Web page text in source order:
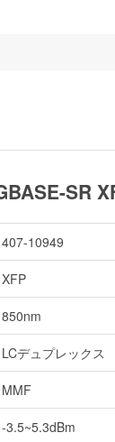
SR
407-10949
XFP
850nm
LCデュプレックス
MMF
-3.5~5.3dBm